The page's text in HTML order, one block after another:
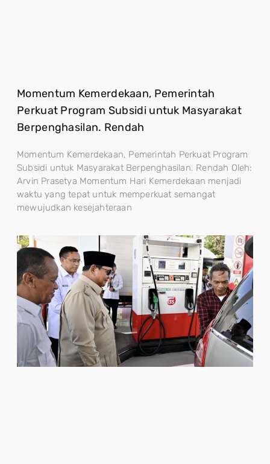
Momentum Kemerdekaan, Pemerintah
Perkuat Program Subsidi untuk Masyarakat
Berpenghasilan. Rendah
Momentum Kemerdekaan, Pemerintah Perkuat Program
Subsidi untuk Masyarakat Berpenghasilan. Rendah Oleh:
Arvin Prasetya Momentum Hari Kemerdekaan menjadi
waktu yang tepat untuk memperkuat semangat
mewujudkan kesejahteraan